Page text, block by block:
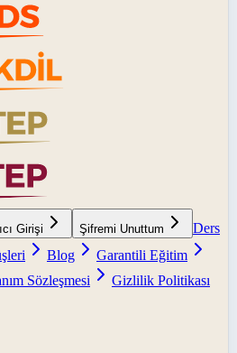
Girişi Şifremi Unuttum
Ders
Blog
Garantili Eğitim
Sözleşmesi
Gizlilik Politikası